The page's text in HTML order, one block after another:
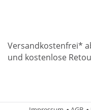
Versandkostenfrei*
und kostenlose